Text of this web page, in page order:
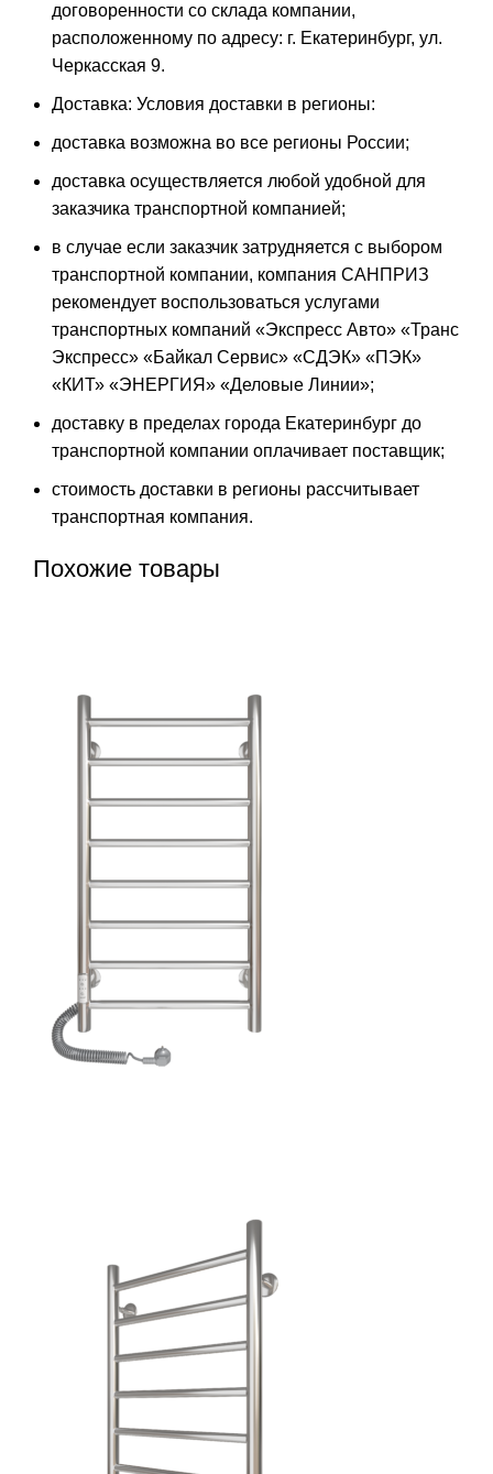
договоренности со склада компании,
расположенному по адресу: г. Екатеринбург, ул.
Черкасская 9.
Доставка: Условия доставки в регионы:
доставка возможна во все регионы России;
доставка осуществляется любой удобной для
заказчика транспортной компанией;
в случае если заказчик затрудняется с выбором
транспортной компании, компания САНПРИЗ
рекомендует воспользоваться услугами
транспортных компаний «Экспресс Авто» «Транс
Экспресс» «Байкал Сервис» «СДЭК» «ПЭК»
«КИТ» «ЭНЕРГИЯ» «Деловые Линии»;
доставку в пределах города Екатеринбург до
транспортной компании оплачивает поставщик;
стоимость доставки в регионы рассчитывает
транспортная компания.
Похожие товары